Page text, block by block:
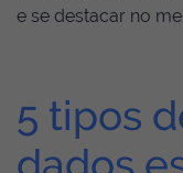
e se destacar no
5 tipos